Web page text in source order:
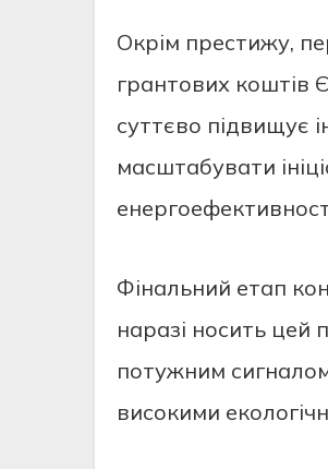
Окрім престижу,
грантових коштів
суттєво підвищує
масштабувати
Фінальний етап
наразі носить цей
потужним сигналом
високими